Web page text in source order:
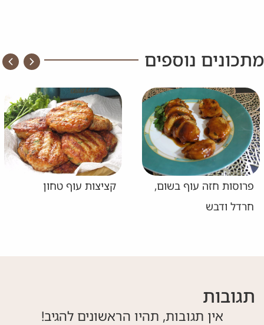
מתכונים נוספים
פרוסות חזה עוף בשום,
חרדל ודבש
קציצות עוף טחון
תגובות
אין תגובות, תהיו הראשונים להגיב!